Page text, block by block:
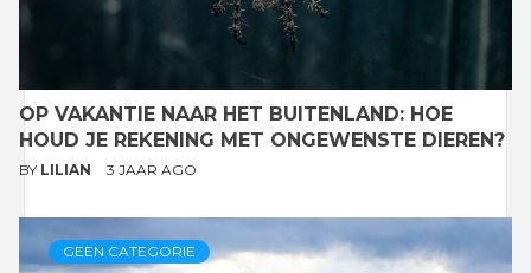
OP VAKANTIE NAAR HET BUITENLAND: HOE
HOUD JE REKENING MET ONGEWENSTE DIEREN?
BY LILIAN 3 JAAR AGO
GEEN CATEGORIE